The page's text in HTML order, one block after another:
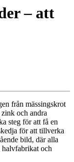
– att
från mässingskrot
och andra
steg för att få en
för att tillverka
bild, där alla
och